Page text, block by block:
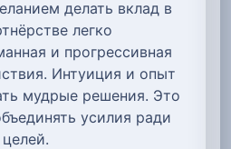
делать вклад в
легко
и прогрессивная
Интуиция и опыт
мудрые решения. Это
усилия ради